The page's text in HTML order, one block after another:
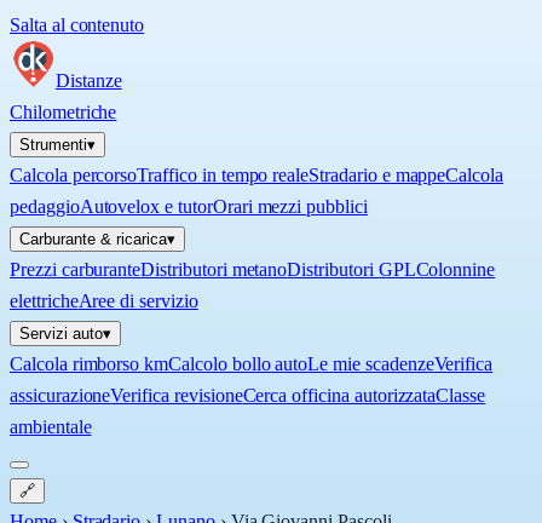
Salta al contenuto
Distanze
Chilometriche
Strumenti▾
Calcola percorsoTraffico in tempo realeStradario e mappeCalcola
pedaggioAutovelox e tutorOrari mezzi pubblici
Carburante & ricarica▾
Prezzi carburanteDistributori metanoDistributori GPLColonnine
elettricheAree di servizio
Servizi auto▾
Calcola rimborso kmCalcolo bollo autoLe mie scadenzeVerifica
assicurazioneVerifica revisioneCerca officina autorizzataClasse
ambientale
🔗